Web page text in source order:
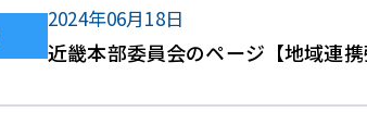
2024年06月18日
近畿本部委員会のページ【地域連